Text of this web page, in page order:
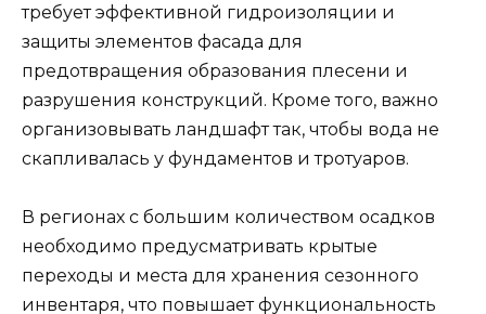
требует эффективной гидроизоляции и
защиты элементов фасада для
предотвращения образования плесени и
разрушения конструкций. Кроме того, важно
организовывать ландшафт так, чтобы вода не
скапливалась у фундаментов и тротуаров.
В регионах с большим количеством осадков
необходимо предусматривать крытые
переходы и места для хранения сезонного
инвентаря, что повышает функциональность